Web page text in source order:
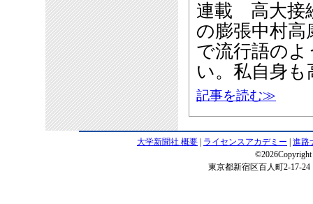
連載 高大接
の膨張中村
で流行語の
い。私自身
記事を読む≫
大学新聞社 概要 ライセンスアカデミー
進路
©2026Copyright
東京都新宿区百人町2-17-